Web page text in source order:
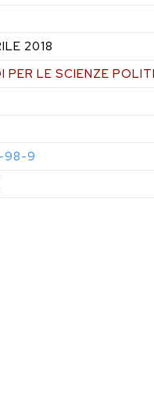
2018
PER LE SCIENZE
98-9